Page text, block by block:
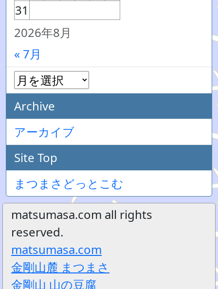
2026年8月
31
« 7月
Archive
アーカイブ
Site Top
まつまさどっとこむ
matsumasa.com all rights
reserved.
matsumasa.com
金剛山麓 まつまさ
金剛山 山の豆腐